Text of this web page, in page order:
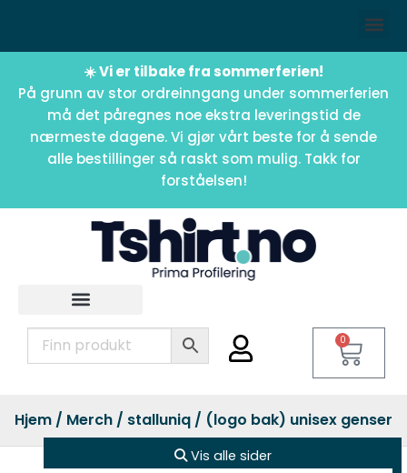
☀️ Vi er tilbake fra sommerferien!
På grunn av stor ordreinngang under sommerferien
må det påregnes noe ekstra leveringstid de
nærmeste dagene. Vi gjør vårt beste for å sende
alle bestillinger så raskt som mulig. Takk for
forståelsen!
0
Hjem / Merch / stalluniq / (logo bak) unisex genser
Vis alle sider